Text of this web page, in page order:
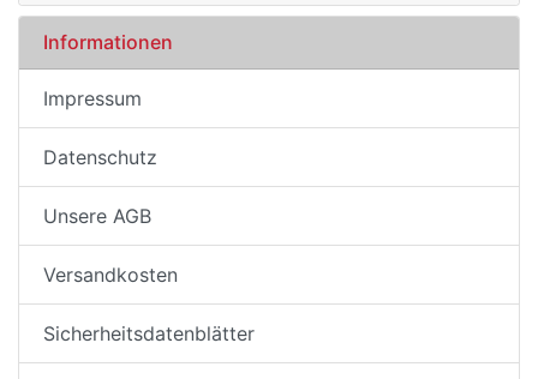
Informationen
Impressum
Datenschutz
Unsere AGB
Versandkosten
Sicherheitsdatenblätter